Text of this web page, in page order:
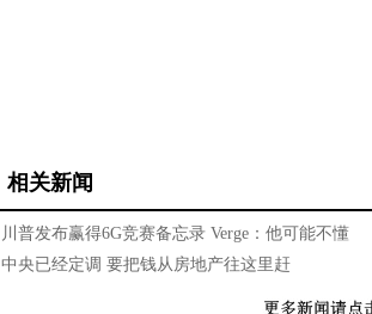
相关新闻
川普发布赢得6G竞赛备忘录 Verge：他可能不懂
中央已经定调 要把钱从房地产往这里赶